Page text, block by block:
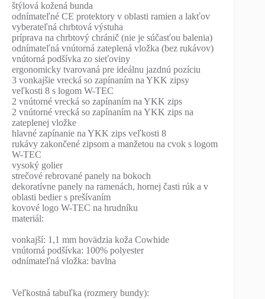
štýlová kožená bunda
odnímateľné CE protektory v oblasti ramien a lakťov
vyberateľná chrbtová výstuha
príprava na chrbtový chránič (nie je súčasťou balenia)
odnímateľná vnútorná zateplená vložka (bez rukávov)
vnútorná podšívka zo sieťoviny
ergonomicky tvarovaná pre ideálnu jazdnú pozíciu
3 vonkajšie vrecká so zapínaním na YKK zipsy
veľkosti 8 s logom W-TEC
2 vnútorné vrecká so zapínaním na YKK zips
2 vnútorné vrecká so zapínaním na YKK zips na
zateplenej vložke
hlavné zapínanie na YKK zips veľkosti 8
rukávy zakončené zipsom a manžetou na cvok s logom
W-TEC
vysoký golier
strečové rebrované panely na bokoch
dekoratívne panely na ramenách, hornej časti rúk a v
oblasti bedier s prešívaním
kovové logo W-TEC na hrudníku
materiál:
vonkajší: 1,1 mm hovädzia koža Cowhide
vnútorná podšívka: 100% polyester
odnímateľná vložka: bavlna
Veľkostná tabuľka (rozmery bundy):